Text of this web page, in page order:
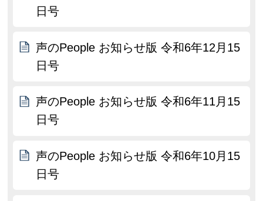
日号
声のPeople お知らせ版 令和6年12月15
日号
声のPeople お知らせ版 令和6年11月15
日号
声のPeople お知らせ版 令和6年10月15
日号